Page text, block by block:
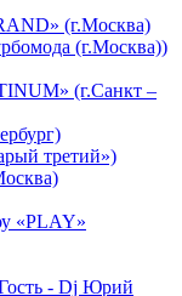
(г.Москва)
(г.Москва))
(г.Санкт –
третий»)
«PLAY»
- Dj Юрий